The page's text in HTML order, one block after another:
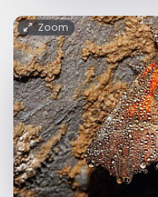
Zoom